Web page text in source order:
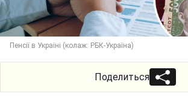
Пенсії в Україні (колаж: РБК-Україна)
Поделиться